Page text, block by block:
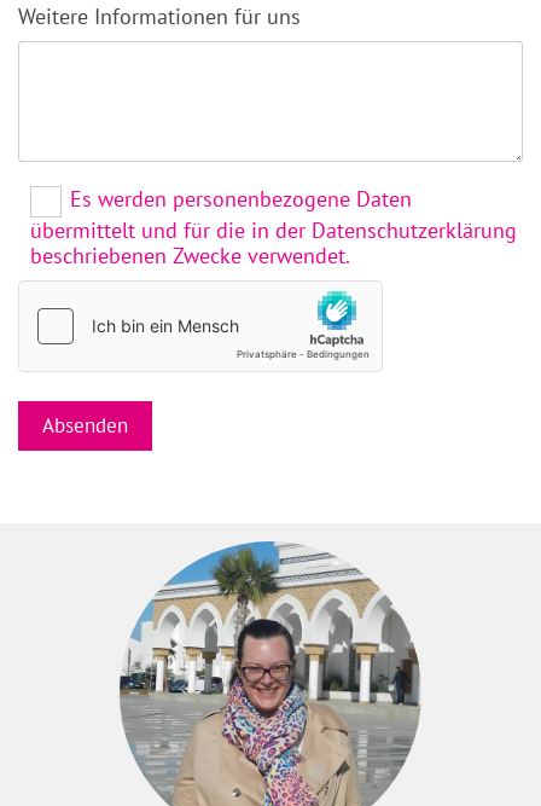
Weitere Informationen für uns
Es werden personenbezogene Daten
übermittelt und für die in der Datenschutzerklärung
beschriebenen Zwecke verwendet.